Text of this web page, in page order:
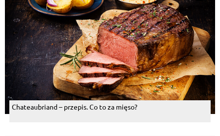
Chateaubriand – przepis. Co to za mięso?